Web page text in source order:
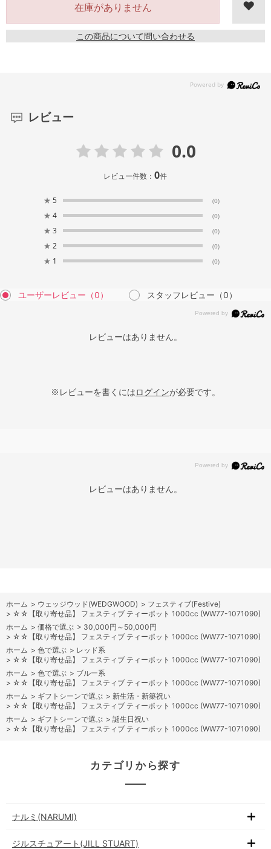
在庫がありません
この商品について問い合わせる
レビュー
0.0
レビュー件数：0件
★ 5 (0)
★ 4 (0)
★ 3 (0)
★ 2 (0)
★ 1 (0)
ユーザーレビュー （0） スタッフレビュー （0）
レビューはありません。
※レビューを書くにはログインが必要です。
レビューはありません。
ホーム > ウェッジウッド(WEDGWOOD) > フェスティブ(Festive)
> ☆☆【取り寄せ品】 フェスティブ ティーポット 1000cc (WW77-1071090)
ホーム > 価格で選ぶ > 30,000円～50,000円
> ☆☆【取り寄せ品】 フェスティブ ティーポット 1000cc (WW77-1071090)
ホーム > 色で選ぶ > レッド系
> ☆☆【取り寄せ品】 フェスティブ ティーポット 1000cc (WW77-1071090)
ホーム > 色で選ぶ > ブルー系
> ☆☆【取り寄せ品】 フェスティブ ティーポット 1000cc (WW77-1071090)
ホーム > ギフトシーンで選ぶ > 新生活・新築祝い
> ☆☆【取り寄せ品】 フェスティブ ティーポット 1000cc (WW77-1071090)
ホーム > ギフトシーンで選ぶ > 誕生日祝い
> ☆☆【取り寄せ品】 フェスティブ ティーポット 1000cc (WW77-1071090)
カテゴリから探す
ナルミ(NARUMI)
ジルスチュアート(JILL STUART)